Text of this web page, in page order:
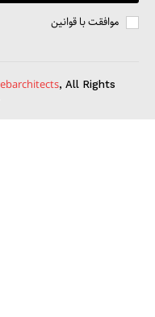
موافقت با قوانین
, All Rights